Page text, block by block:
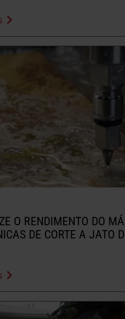
O RENDIMENTO DO
DE CORTE A JATO